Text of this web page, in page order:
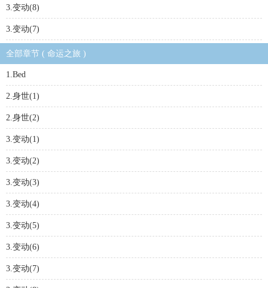
3.变动(8)
3.变动(7)
全部章节 ( 命运之旅 )
1.Bed
2.身世(1)
2.身世(2)
3.变动(1)
3.变动(2)
3.变动(3)
3.变动(4)
3.变动(5)
3.变动(6)
3.变动(7)